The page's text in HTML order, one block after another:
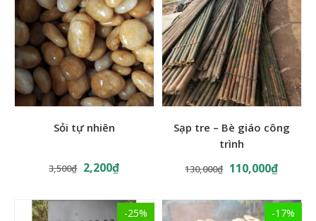
Tư vấn miễn phí 24/7
Đ/C: 180 Thạch Cầu, Long Biên, Hà Nội
ĐT: 0375. 968. 538; Zalo 093. 648. 0939
Sỏi tự nhiên
3,500₫ 2,200₫
Sạp tre – Bè giáo công
trình
130,000₫ 110,000₫
-25% -17%